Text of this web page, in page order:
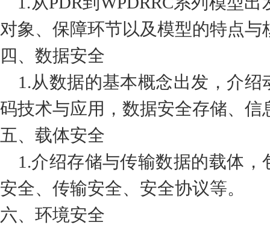
对象、保障环节以及模型的特点与
四、数据安全
1.从数据的基本概念出发，介绍
码技术与应用，数据安全存储、信
五、载体安全
1.介绍存储与传输数据的载体，
安全、传输安全、安全协议等。
六、环境安全